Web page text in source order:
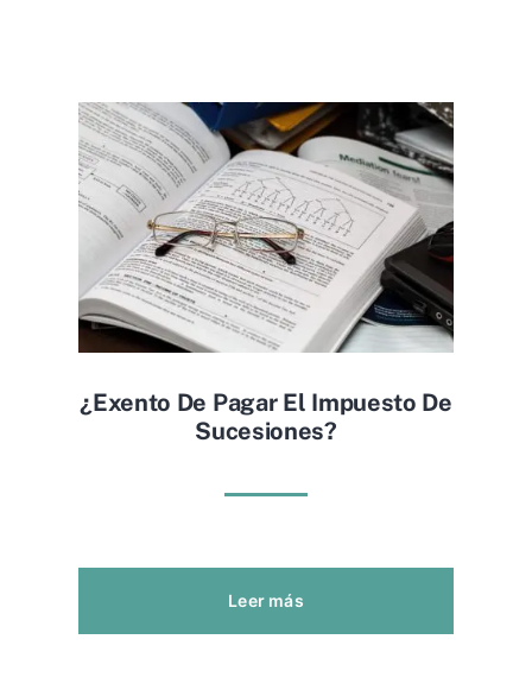
¿exento De Pagar El Impuesto De
Sucesiones?
Leer más